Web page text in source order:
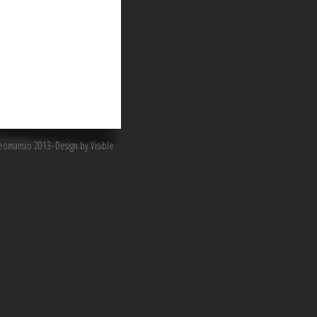
2013 Design by Visible